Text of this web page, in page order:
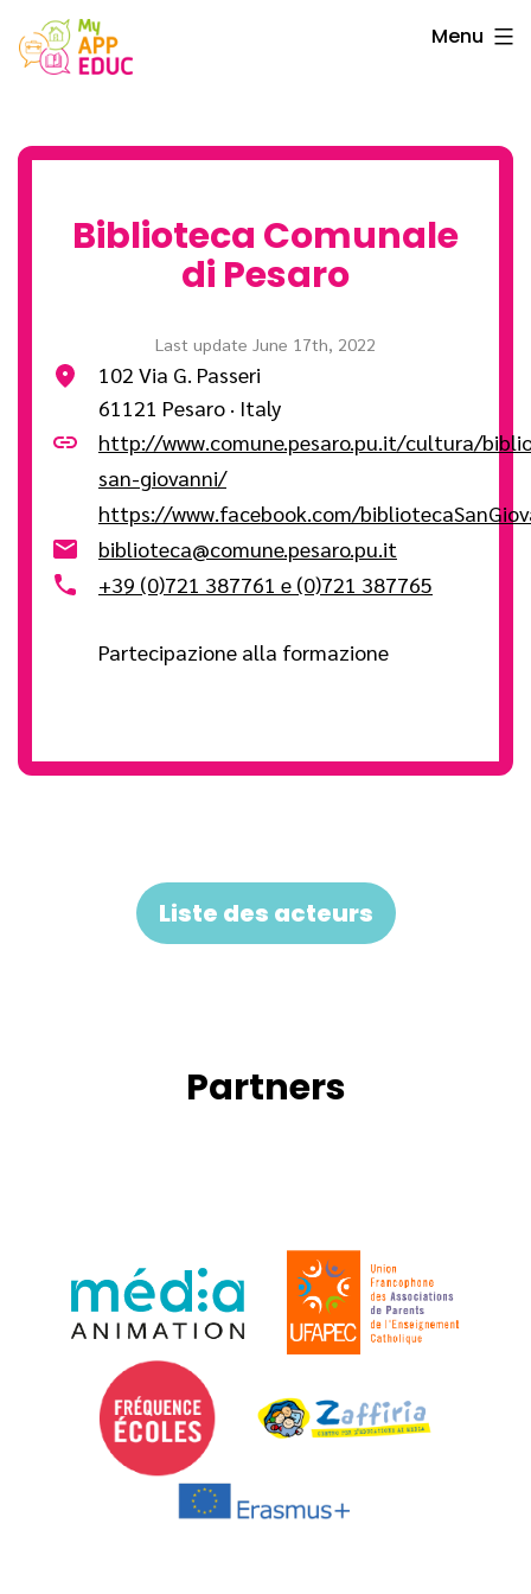
content
Menu
Biblioteca Comunale
di Pesaro
Last update June 17th, 2022
102 Via G. Passeri
61121 Pesaro · Italy
http://www.comune.pesaro.pu.it/cultura/
san-giovanni/
https://www.facebook.com/
biblioteca@comune.pesaro.pu.it
+39 (0)721 387761 e (0)721 387765
Partecipazione alla formazione
Liste des acteurs
Partners